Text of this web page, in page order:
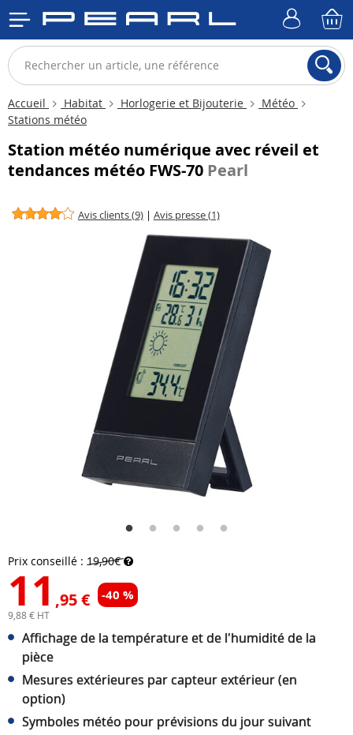
Accueil Habitat Horlogerie et Bijouterie
Météo
Stations météo
Station météo numérique avec réveil et
tendances météo FWS-70 Pearl
Avis clients (9) | Avis presse (1)
Prix conseillé : 19,90€
11 ,95 € -40 %
9,88 € HT
Affichage de la température et de l'humidité de la
pièce
Mesures extérieures par capteur extérieur (en
option)
Symboles météo pour prévisions du jour suivant